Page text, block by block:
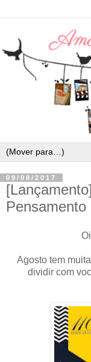
09/08/2017
Pensamento
Agosto tem
dividir com